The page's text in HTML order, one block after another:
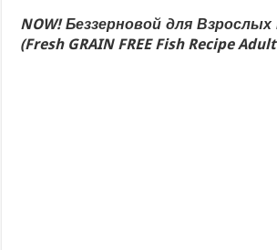
NOW! Беззерновой для
(Fresh GRAIN FREE Fish Recipe